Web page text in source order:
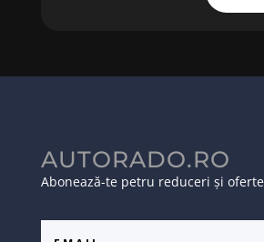
AUTORADO.RO
Abonează-te petru reduceri și